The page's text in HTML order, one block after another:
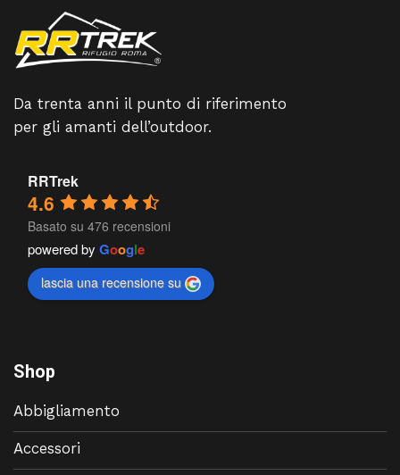
Da trenta anni il punto di riferimento
per gli amanti dell’outdoor.
RRTrek
4.6
Basato su 476 recensioni
powered by Google
lascia una recensione su
Shop
Abbigliamento
Accessori